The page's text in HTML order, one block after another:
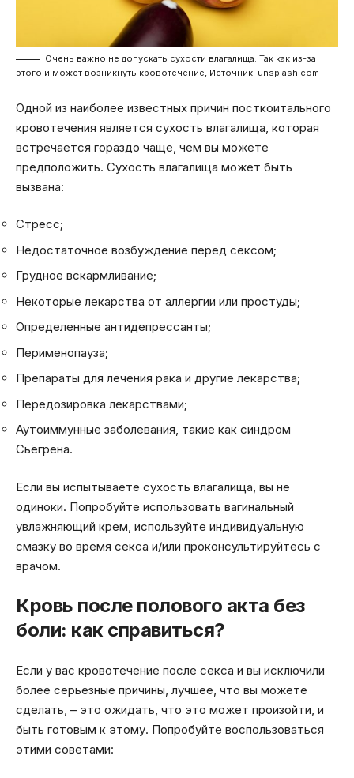
Очень важно не допускать сухости влагалища. Так как из-за
этого и может возникнуть кровотечение, Источник: unsplash.com
Одной из наиболее известных причин посткоитального
кровотечения является сухость влагалища, которая
встречается гораздо чаще, чем вы можете
предположить. Сухость влагалища может быть
вызвана:
Стресс;
Недостаточное возбуждение перед сексом;
Грудное вскармливание;
Некоторые лекарства от аллергии или простуды;
Определенные антидепрессанты;
Перименопауза;
Препараты для лечения рака и другие лекарства;
Передозировка лекарствами;
Аутоиммунные заболевания, такие как синдром
Сьёгрена.
Если вы испытываете сухость влагалища, вы не
одиноки. Попробуйте использовать вагинальный
увлажняющий крем, используйте индивидуальную
смазку во время секса и/или проконсультируйтесь с
врачом.
Кровь после полового акта без
боли: как справиться?
Если у вас кровотечение после секса и вы исключили
более серьезные причины, лучшее, что вы можете
сделать, – это ожидать, что это может произойти, и
быть готовым к этому. Попробуйте воспользоваться
этими советами: